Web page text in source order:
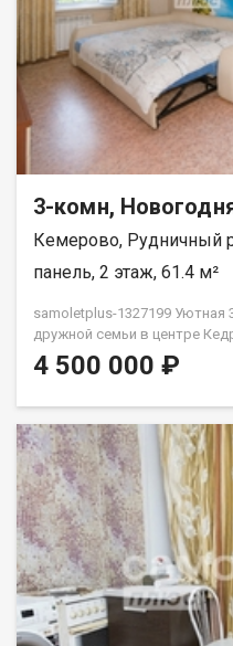
Марина
3-комн,
Кемерово, Рудничный
панель, 2 этаж, 61.4 м²
samoletplus-1327199 Уютная
дружной семьи в центре
квартиры: Отличная
Все комнаты изолированы,
высоко подниматься,
Состояние «заезжай и
состоянии. Установлены
с регулировкой
установлен кондиционер,
прихожая. Покупателям
холодильника, стиральная
очень теплый, расположен
подъезд,
инфраструктура в 2-5
4 500 000 ₽